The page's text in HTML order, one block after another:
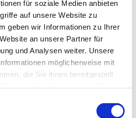
für soziale Medien anbieten
auf unsere Website zu
geben wir Informationen zu Ihrer
an unsere Partner für
und Analysen weiter. Unsere
möglicherweise mit
die Sie ihnen bereitgestellt
Sie auch